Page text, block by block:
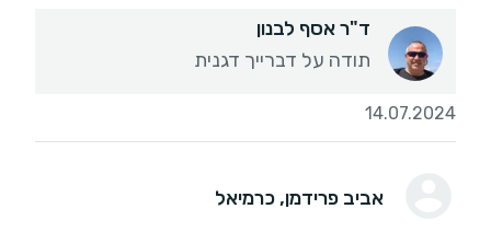
ד"ר אסף לבנון
תודה על דברייך דגנית
14.07.2024
אביב פרידמן, כרמיאל